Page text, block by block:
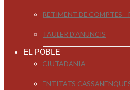
RETIMENT DE COMPTES -
TAULER D'ANUNCIS
EL POBLE
CIUTADANIA
ENTITATS